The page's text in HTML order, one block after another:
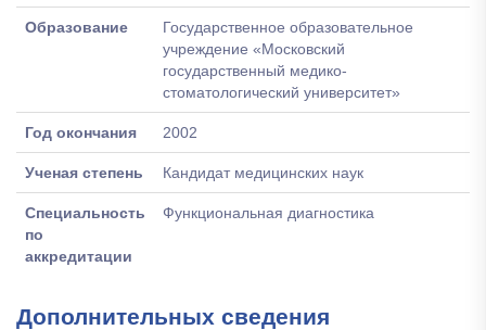
Образование
Государственное образовательное
учреждение «Московский
государственный медико-
стоматологический университет»
Год окончания 2002
Ученая степень Кандидат медицинских наук
Специальность
по
аккредитации
Функциональная диагностика
Дополнительных сведения